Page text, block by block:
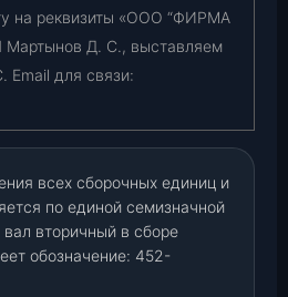
на реквизиты «ООО “ФИРМА
Д. С., выставляем
для связи:
всех сборочных единиц и
по единой семизначной
вторичный в сборе
обозначение: 452-